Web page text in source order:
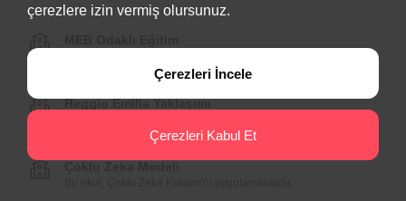
Reggio Emilia Yaklaşımı
çerezlere izin vermiş olursunuz.
Çerezleri İncele
Çerezleri Kabul Et